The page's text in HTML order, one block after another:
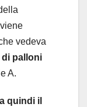
vedeva
palloni
A.
quindi il